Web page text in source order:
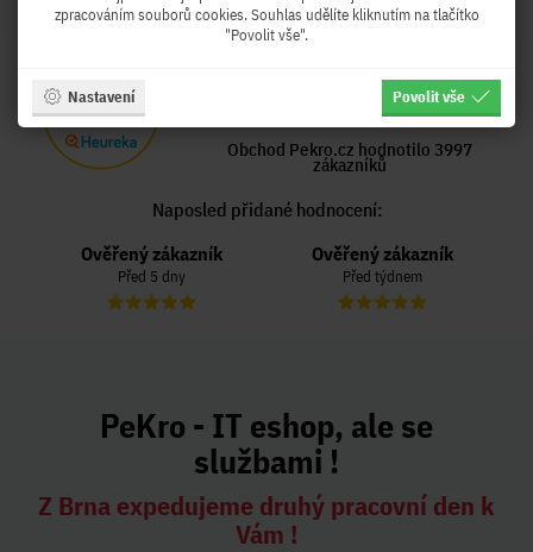
Obchod Pekro.cz hodnotilo 3997
zákazníků
Naposled přidané hodnocení:
Ověřený zákazník
Před 5 dny
Ověřený zákazník
Před týdnem
PeKro - IT eshop, ale se
službami !
Z Brna expedujeme druhý pracovní den k
Vám !
zpracováním souborů cookies. Souhlas udělíte kliknutím na tlačítko
"Povolit vše".
Nastavení Povolit vše